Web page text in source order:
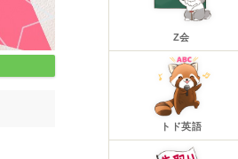
Z会
トド英語